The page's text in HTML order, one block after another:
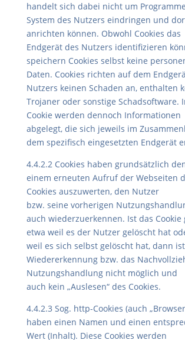
handelt sich dabei nicht um
System des Nutzers eindringen und
anrichten können. Obwohl Cookies das
Endgerät des Nutzers identifizieren
speichern Cookies selbst keine
Daten. Cookies richten auf dem
Nutzers keinen Schaden an, enthalten
Trojaner oder sonstige Schadsoftware.
Cookie werden dennoch Informationen
abgelegt, die sich jeweils im
dem spezifisch eingesetzten Endgerät
4.4.2.2 Cookies haben grundsätzlich
einem erneuten Aufruf der Webseiten
Cookies auszuwerten, den Nutzer
bzw. seine vorherigen
auch wiederzuerkennen. Ist das Cookie
etwa weil es der Nutzer gelöscht hat
weil es sich selbst gelöscht hat, dann
Wiedererkennung bzw. das
Nutzungshandlung nicht möglich und
auch kein „Auslesen“ des Cookies.
4.4.2.3 Sog. http-Cookies (auch
haben einen Namen und einen
Wert (Inhalt). Diese Cookies werden